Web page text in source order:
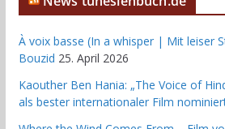
À voix basse (In a whisper | Mit leiser
Bouzid 25. April 2026
Kaouther Ben Hania: „The Voice of
als bester internationaler Film